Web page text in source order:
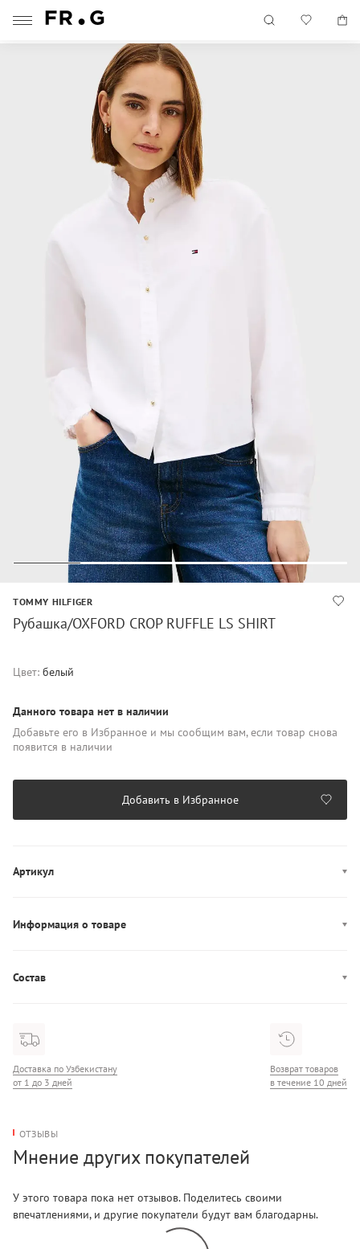
TOMMY HILFIGER
Рубашка/OXFORD CROP RUFFLE LS SHIRT
Цвет: белый
Данного товара нет в наличии
Добавьте его в Избранное и мы сообщим вам, если товар снова
появится в наличии
Добавить в Избранное
Артикул
Информация о товаре
Состав
Доставка по Узбекистану
от 1 до 3 дней
Возврат товаров
в течение 10 дней
ОТЗЫВЫ
Мнение других покупателей
У этого товара пока нет отзывов. Поделитесь своими
впечатлениями, и другие покупатели будут вам благодарны.